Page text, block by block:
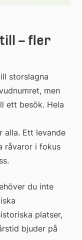
– fler
storslagna
men
ett besök. Hela
alla. Ett levande
råvaror i fokus
du inte
platser,
bjuder på